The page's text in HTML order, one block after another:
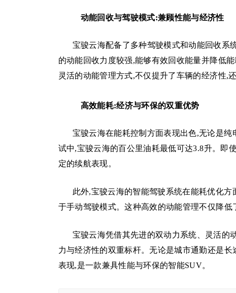
动能回收与驾驶模式:兼顾性能与经济性
宝骏云海配备了多种驾驶模式和动能回收系
的动能回收力度较强,能够有效回收能量并降低
灵活的动能管理方式,不仅提升了车辆的经济性,
高效能耗:经济与环保的双重优势
宝骏云海在能耗控制方面表现出色,无论是
试中,宝骏云海的百公里油耗最低可达3.8升。即
定的续航表现。
此外,宝骏云海的智能驾驶系统在能耗优化
于手动驾驶模式。这种高效的动能管理不仅降低
宝骏云海凭借其先进的双动力系统、灵活的
力与经济性的双重标杆。无论是城市通勤还是
表现,是一款兼具性能与环保的智能SUV。